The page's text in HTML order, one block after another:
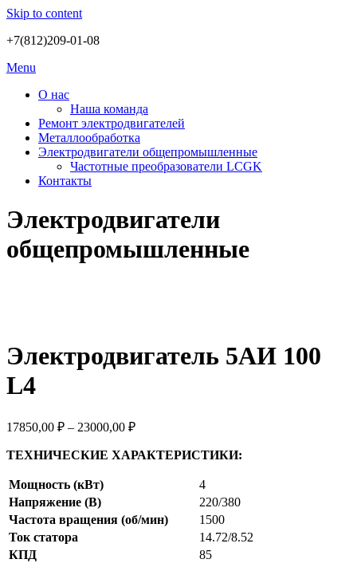
Skip to content
+7(812)209-01-08
Menu
О нас
Наша команда
Ремонт электродвигателей
Металлообработка
Электродвигатели общепромышленные
Частотные преобразователи LCGK
Контакты
Электродвигатели
общепромышленные
Электродвигатель 5АИ 100
L4
17850,00 ₽ – 23000,00 ₽
ТЕХНИЧЕСКИЕ ХАРАКТЕРИСТИКИ:
Мощность (кВт)
4
Напряжение (В)
220/380
Частота вращения (об/мин)
1500
Ток статора
14.72/8.52
КПД
85